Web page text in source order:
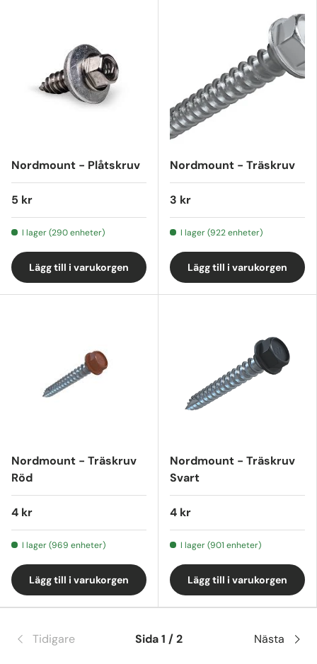
Nordmount - Plåtskruv
5 kr
I lager (290 enheter)
Lägg till i varukorgen
Nordmount - Träskruv
3 kr
I lager (922 enheter)
Lägg till i varukorgen
Nordmount - Träskruv
Röd
4 kr
I lager (969 enheter)
Lägg till i varukorgen
Nordmount - Träskruv
Svart
4 kr
I lager (901 enheter)
Lägg till i varukorgen
Tidigare Sida 1 / 2 Nästa